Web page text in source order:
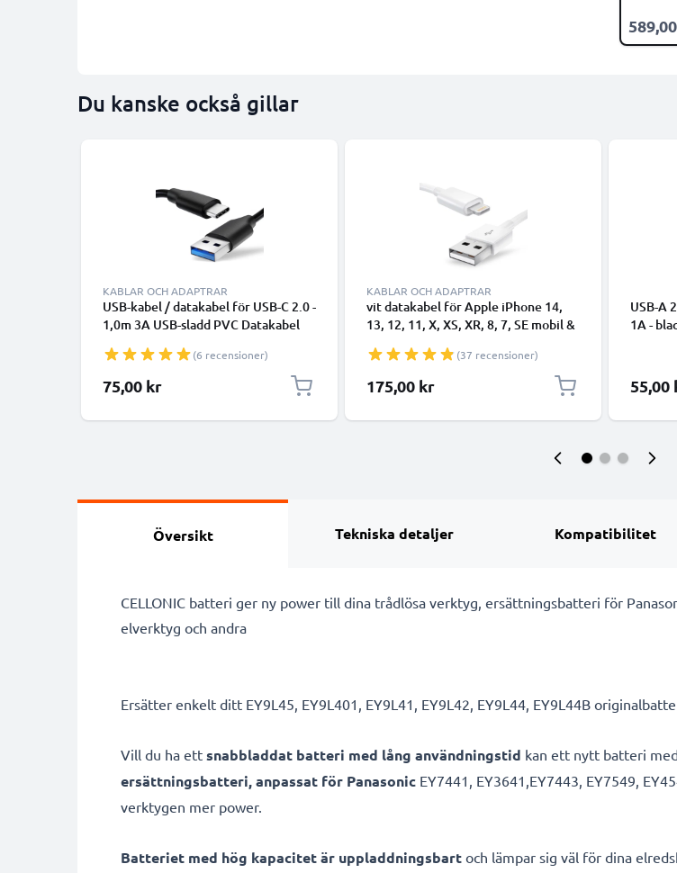
Du kanske också gillar
KABLAR OCH ADAPTRAR
USB-kabel / datakabel för USB-C 2.0 -
1,0m 3A USB-sladd PVC Datakabel
(6 recensioner)
75,00 kr
KABLAR OCH ADAPTRAR
vit datakabel för Apple iPhone 14,
13, 12, 11, X, XS, XR, 8, 7, SE mobil &
överföring - USB-sladd(37 recensioner)
175,00 kr
USB-A
1A -
55,00
Översikt Tekniska detaljer Kompatibilitet
CELLONIC batteri ger ny power till dina trådlösa verktyg, ersättningsbatteri för
elverktyg och andra
Ersätter enkelt ditt EY9L45, EY9L401, EY9L41, EY9L42, EY9L44, EY9L44B
Vill du ha ett snabbladdat batteri med lång användningstid kan ett nytt batteri
ersättningsbatteri, anpassat för Panasonic EY7441, EY3641,EY7443, EY7549,
verktygen mer power.
Batteriet med hög kapacitet är uppladdningsbart och lämpar sig väl för dina